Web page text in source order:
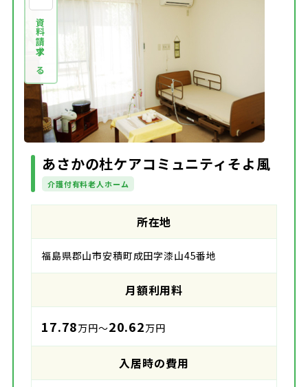
資料請求する
あさかの杜ケアコミュニティそよ風
介護付有料老人ホーム
所在地
福島県郡山市安積町成田字漆山45番地
月額利用料
17.78万円～20.62万円
入居時の費用